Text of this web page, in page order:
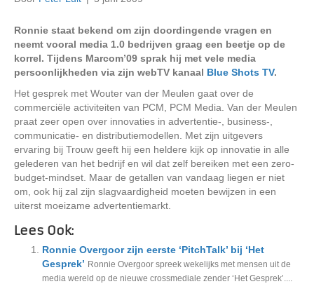
Ronnie staat bekend om zijn doordingende vragen en
neemt vooral media 1.0 bedrijven graag een beetje op de
korrel. Tijdens Marcom’09 sprak hij met vele media
persoonlijkheden via zijn webTV kanaal Blue Shots TV.
Het gesprek met Wouter van der Meulen gaat over de
commerciële activiteiten van PCM, PCM Media. Van der Meulen
praat zeer open over innovaties in advertentie-, business-,
communicatie- en distributiemodellen. Met zijn uitgevers
ervaring bij Trouw geeft hij een heldere kijk op innovatie in alle
gelederen van het bedrijf en wil dat zelf bereiken met een zero-
budget-mindset. Maar de getallen van vandaag liegen er niet
om, ook hij zal zijn slagvaardigheid moeten bewijzen in een
uiterst moeizame advertentiemarkt.
Lees Ook:
Ronnie Overgoor zijn eerste ‘PitchTalk’ bij ‘Het
Gesprek’ Ronnie Overgoor spreek wekelijks met mensen uit de
media wereld op de nieuwe crossmediale zender ‘Het Gesprek’....